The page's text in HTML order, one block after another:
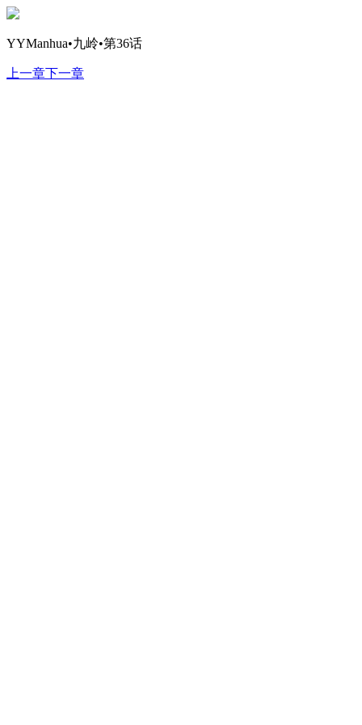
YYManhua•九岭•第36话
上一章下一章